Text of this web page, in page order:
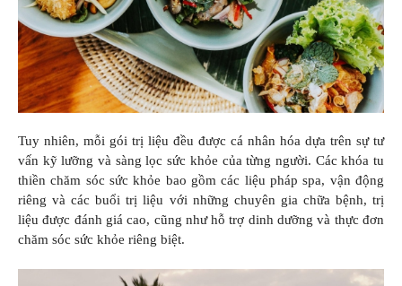
Tuy nhiên, mỗi gói trị liệu đều được cá nhân hóa dựa trên sự tư
vấn kỹ lưỡng và sàng lọc sức khỏe của từng người. Các khóa tu
thiền chăm sóc sức khỏe bao gồm các liệu pháp spa, vận động
riêng và các buổi trị liệu với những chuyên gia chữa bệnh, trị
liệu được đánh giá cao, cũng như hỗ trợ dinh dưỡng và thực đơn
chăm sóc sức khỏe riêng biệt.